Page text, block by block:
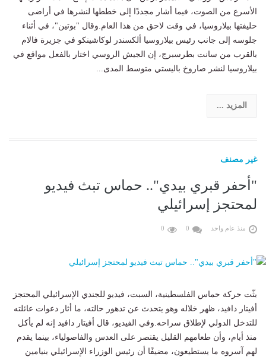
الأسرع من الصوت، فيما أشار مجددًا إلى خططها لنشرها في أراضى
حليفتها بيلاروسيا، في وقت لاحق من هذا العام.وقال "بوتين"، في أثناء
جلوسه إلى جانب رئيس بيلاروسيا ألكسندر لوكاشينكو في جزيرة فالام
بالقرب من سانت بطرسبرج، إن الجيش الروسي اختار بالفعل مواقع في
بيلاروسيا لنشر صاروخ باليستي متوسط المدى...
المزيد ...
غير مصنف
"أحفر قبري بيدي".. حماس تبث فيديو
لمحتجز إسرائيلي
منذ عام واحد 0
0
بثّت حركة حماس الفلسطينية، السبت، فيديو للجندي الإسرائيلي المحتجز
أفيتار دافيد، ظهر خلاله وهو يتحدث عن تدهور حالته، ما أثار دعوات عائلته
للتدخل الدولي لإطلاق سراحه.وفي الفيديو، قال أفيتار دافيد إنه لم يأكل
منذ أيام، وأن طعامهم القليل يقتصر على العدس والفاصولياء، بينما يقدم
لهم آسروه ما يستطيعون، مضيفًا أن رئيس الوزراء الإسرائيلي بنيامين